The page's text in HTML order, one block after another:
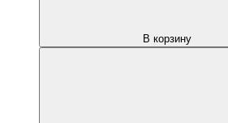
В корзину